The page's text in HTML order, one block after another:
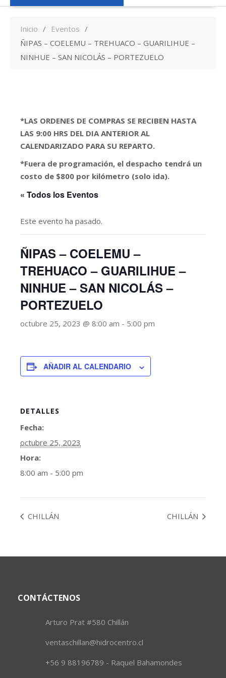
Inicio
Eventos
ÑIPAS – COELEMU – TREHUACO – GUARILIHUE –
NINHUE – SAN NICOLÁS – PORTEZUELO
*LAS ORDENES DE COMPRAS SE RECIBEN HASTA
LAS 9:00 HRS DEL DIA ANTERIOR AL
CALENDARIZADO PARA SU REPARTO.
*Fuera de programación, el despacho tendrá un
costo de $800 por kilómetro (solo ida).
« Todos los Eventos
Este evento ha pasado.
ÑIPAS – COELEMU –
TREHUACO – GUARILIHUE –
NINHUE – SAN NICOLÁS –
PORTEZUELO
octubre 25, 2023 @ 8:00 am - 5:00 pm
AÑADIR AL CALENDARIO
DETALLES
Fecha:
octubre 25, 2023
Hora:
8:00 am - 5:00 pm
CHILLÁN CHILLÁN
CONTÁCTENOS
Arturo Prat #580 Chillán
ventaschillan@hidrocentro.cl
+56 9 88196789 - Raquel Bahamondes